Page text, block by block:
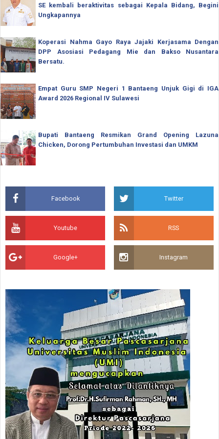
SE kembali beraktivitas sebagai Kepala Bidang, Begini
Ungkapannya
Koperasi Nahma Gayo Raya Jajaki Kerjasama Dengan
DPP Asosiasi Pedagang Mie dan Bakso Nusantara
Bersatu.
Empat Guru SMP Negeri 1 Bantaeng Unjuk Gigi di IGA
Award 2026 Regional IV Sulawesi
Bupati Bantaeng Resmikan Grand Opening Lazuna
Chicken, Dorong Pertumbuhan Investasi dan UMKM
Facebook Twitter
Youtube RSS
Google+ Instagram